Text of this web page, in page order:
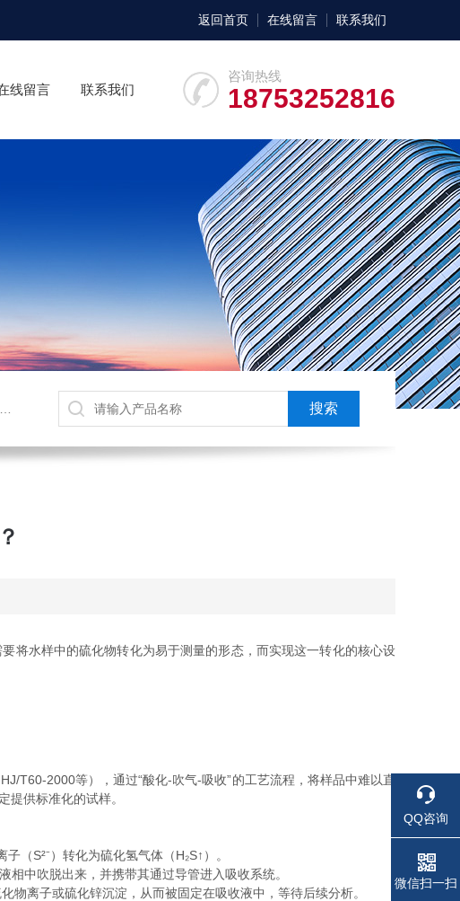
返回首页 在线留言 联系我们
咨询热线
18753252816
线留言 联系我们
水样中的硫化物转化为易于测量的形态，而实现这一转化的核心设
2000等），通过“酸化-吹气-吸收”的工艺流程，将样品中难以直
提供标准化的试样。
S²⁻）转化为硫化氢气体（H₂S↑）。
中吹脱出来，并携带其通过导管进入吸收系统。
离子或硫化锌沉淀，从而被固定在吸收液中，等待后续分析。
QQ咨询
电话
电话
微信扫一扫